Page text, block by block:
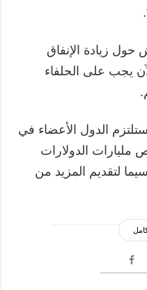
حول زيادة الإنفاق
يجب على الحلفاء
الدول الأعضاء في
مليارات الدولارات
لتقديم المزيد من